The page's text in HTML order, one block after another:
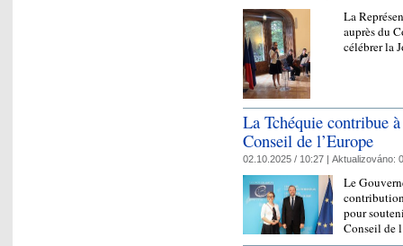
La
auprès du
célébrer la
La Tchéquie contribue
Conseil de l’Europe
02.10.2025 / 10:27 | Aktualizováno:
Le
pour
Conseil de